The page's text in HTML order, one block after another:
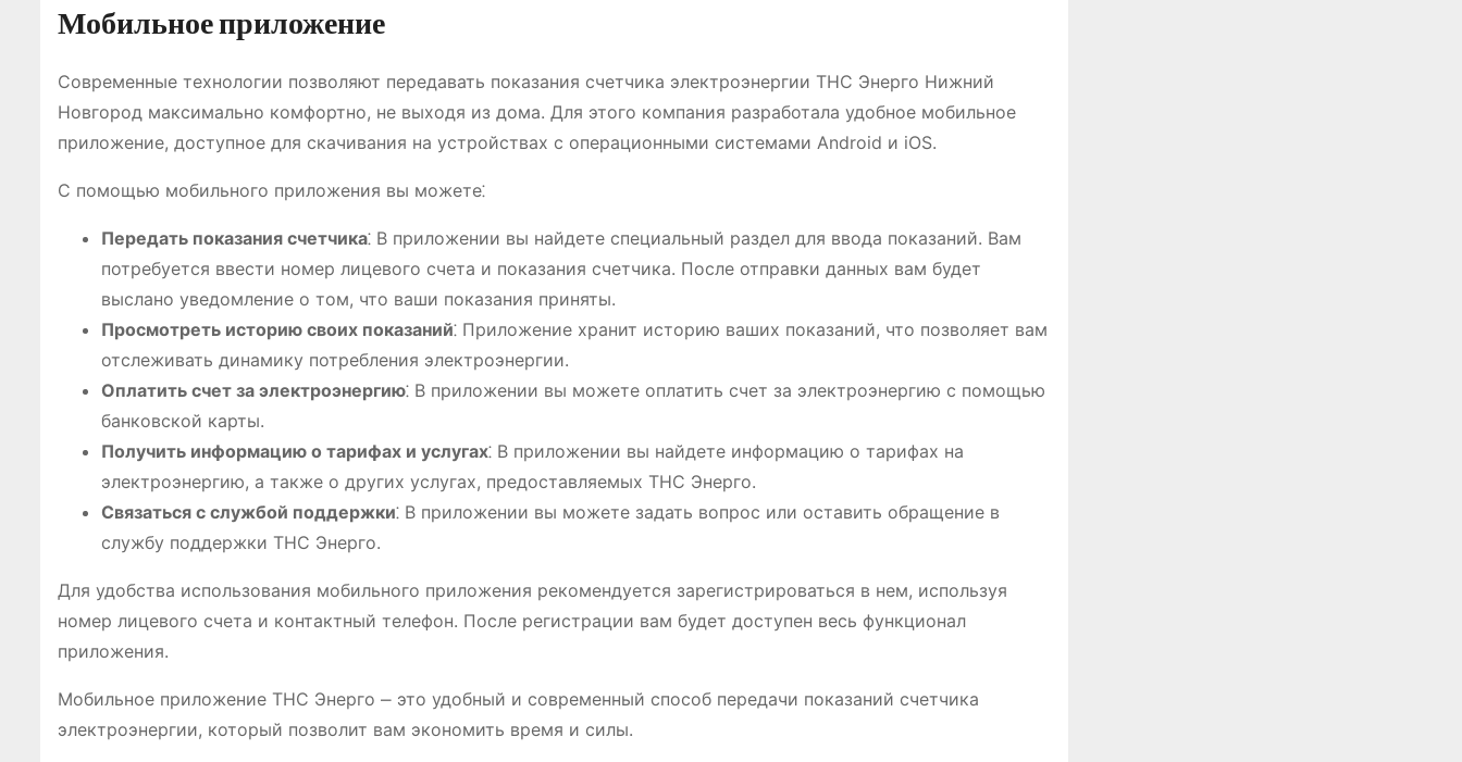
Мобильное приложение
Современные технологии позволяют передавать показания счетчика электроэнергии ТНС Энерго Нижний
Новгород максимально комфортно, не выходя из дома. Для этого компания разработала удобное мобильное
приложение, доступное для скачивания на устройствах с операционными системами Android и iOS.
С помощью мобильного приложения вы можете⁚
Передать показания счетчика⁚ В приложении вы найдете специальный раздел для ввода показаний. Вам
потребуется ввести номер лицевого счета и показания счетчика. После отправки данных вам будет
выслано уведомление о том, что ваши показания приняты.
Просмотреть историю своих показаний⁚ Приложение хранит историю ваших показаний, что позволяет вам
отслеживать динамику потребления электроэнергии.
Оплатить счет за электроэнергию⁚ В приложении вы можете оплатить счет за электроэнергию с помощью
банковской карты.
Получить информацию о тарифах и услугах⁚ В приложении вы найдете информацию о тарифах на
электроэнергию, а также о других услугах, предоставляемых ТНС Энерго.
Связаться с службой поддержки⁚ В приложении вы можете задать вопрос или оставить обращение в
службу поддержки ТНС Энерго.
Для удобства использования мобильного приложения рекомендуется зарегистрироваться в нем, используя
номер лицевого счета и контактный телефон. После регистрации вам будет доступен весь функционал
приложения.
Мобильное приложение ТНС Энерго ⎼ это удобный и современный способ передачи показаний счетчика
электроэнергии, который позволит вам экономить время и силы.